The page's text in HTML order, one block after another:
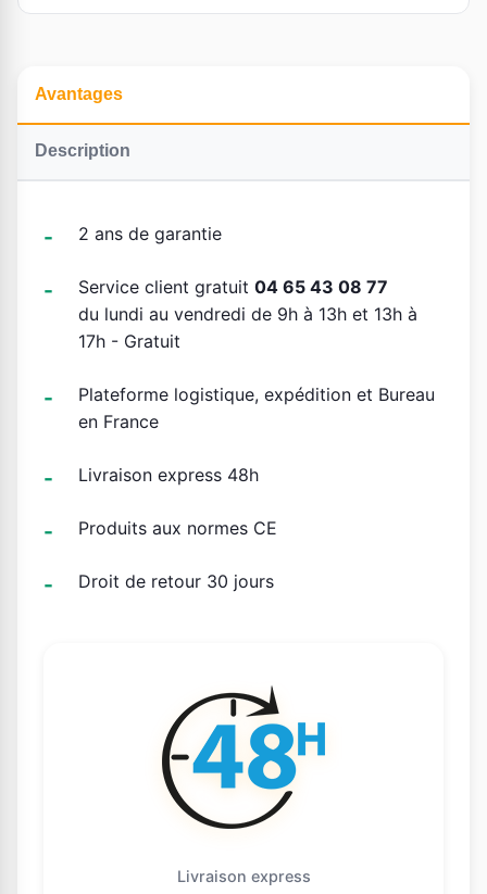
Avantages
Description
2 ans de garantie
Service client gratuit 04 65 43 08 77
du lundi au vendredi de 9h à 13h et 13h à
17h - Gratuit
Plateforme logistique, expédition et Bureau
en France
Livraison express 48h
Produits aux normes CE
Droit de retour 30 jours
Livraison express